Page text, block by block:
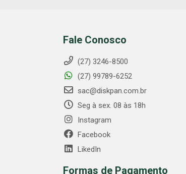
Fale Conosco
(27) 3246-8500
(27) 99789-6252
sac@diskpan.com.br
Seg à sex. 08 às 18h
Instagram
Facebook
LikedIn
Formas de Pagamento